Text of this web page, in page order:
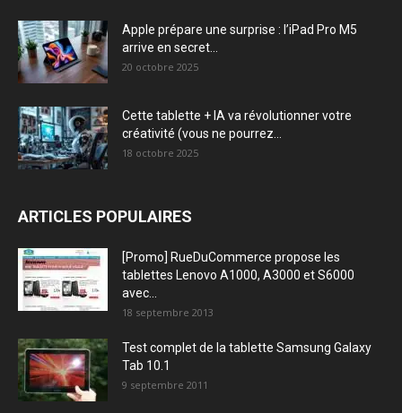
Apple prépare une surprise : l’iPad Pro M5
arrive en secret...
20 octobre 2025
Cette tablette + IA va révolutionner votre
créativité (vous ne pourrez...
18 octobre 2025
ARTICLES POPULAIRES
[Promo] RueDuCommerce propose les
tablettes Lenovo A1000, A3000 et S6000
avec...
18 septembre 2013
Test complet de la tablette Samsung Galaxy
Tab 10.1
9 septembre 2011